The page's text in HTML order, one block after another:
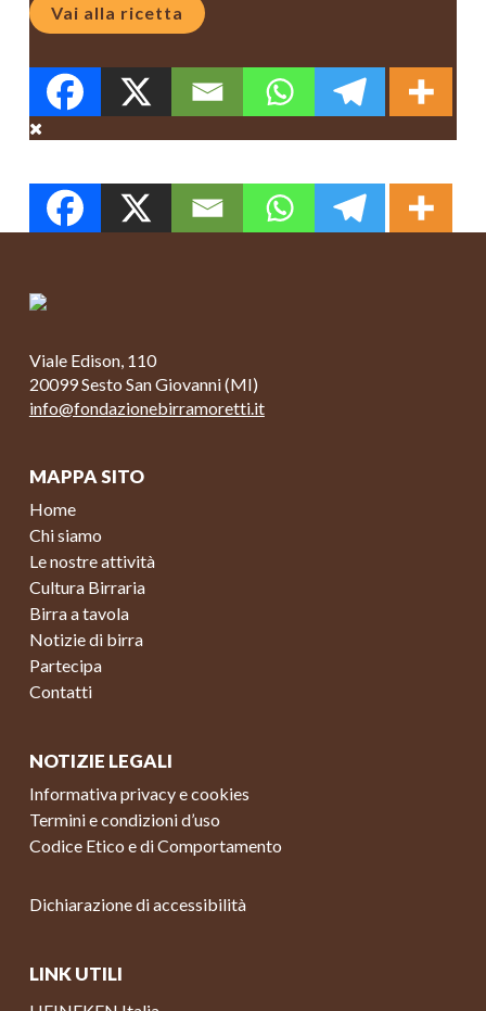
Vai alla ricetta
Viale Edison, 110
20099 Sesto San Giovanni (MI)
info@fondazionebirramoretti.it
MAPPA SITO
Home
Chi siamo
Le nostre attività
Cultura Birraria
Birra a tavola
Notizie di birra
Partecipa
Contatti
NOTIZIE LEGALI
Informativa privacy e cookies
Termini e condizioni d’uso
Codice Etico e di Comportamento
Dichiarazione di accessibilità
LINK UTILI